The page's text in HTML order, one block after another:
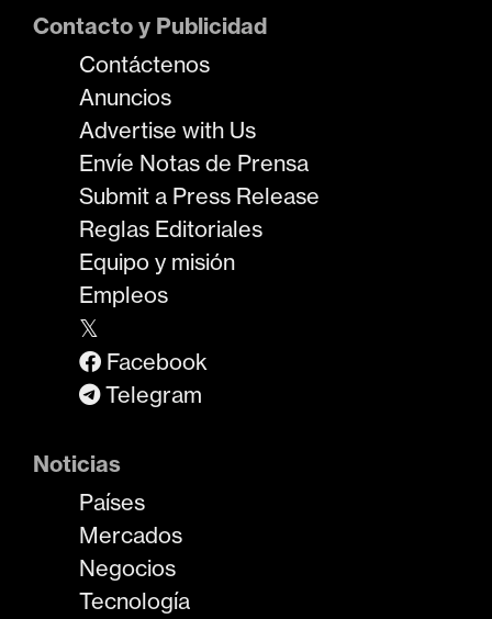
Contacto y Publicidad
Contáctenos
Anuncios
Advertise with Us
Envíe Notas de Prensa
Submit a Press Release
Reglas Editoriales
Equipo y misión
Empleos
𝕏
Facebook
Telegram
Noticias
Países
Mercados
Negocios
Tecnología